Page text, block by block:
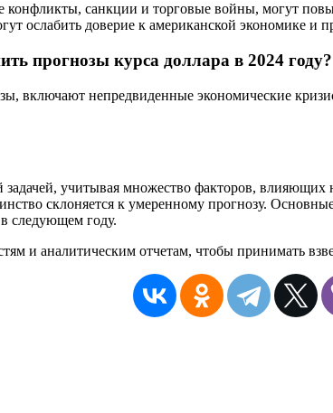
конфликты, санкции и торговые войны, могут
ослабить доверие к американской экономике и
прогнозы курса доллара в 2024 году?
включают непредвиденные экономические
задачей, учитывая множество факторов,
склоняется к умеренному прогнозу.
следующем году.
и аналитическим отчетам, чтобы принимать